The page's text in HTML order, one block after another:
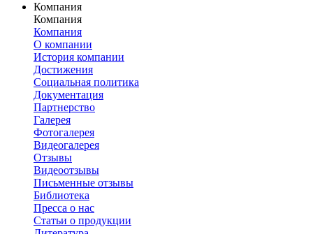
Компания
Компания
Компания
О компании
История компании
Достижения
Социальная политика
Документация
Партнерство
Галерея
Фотогалерея
Видеогалерея
Отзывы
Видеоотзывы
Письменные отзывы
Библиотека
Пресса о нас
Статьи о продукции